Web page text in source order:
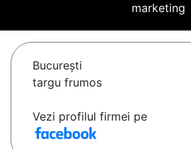
marketing
Bucureşti
targu frumos
Vezi profilul firmei pe